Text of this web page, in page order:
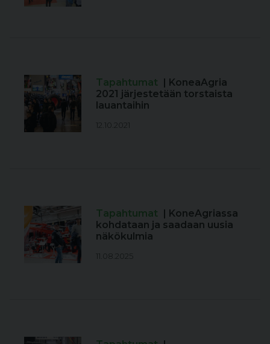
Tapahtumat
| KoneaAgria
2021 järjestetään torstaista
lauantaihin
12.10.2021
Tapahtumat
| KoneAgriassa
kohdataan ja saadaan uusia
näkökulmia
11.08.2025